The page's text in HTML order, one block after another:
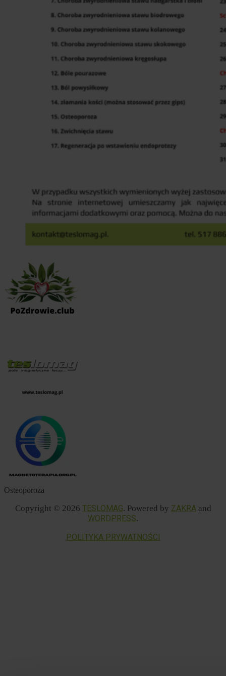
Osteoporoza
Copyright © 2026 TESLOMAG. Powered by ZAKRA and
WORDPRESS.
POLITYKA PRYWATNOŚCI